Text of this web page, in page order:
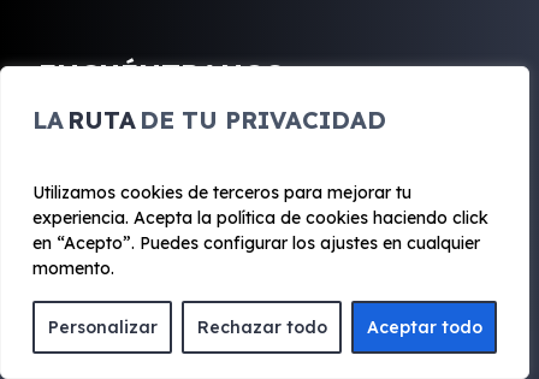
LA RUTA DE TU PRIVACIDAD
Utilizamos cookies de terceros para mejorar tu
experiencia. Acepta la política de cookies haciendo click
en “Acepto”. Puedes configurar los ajustes en cualquier
momento.
Personalizar Rechazar todo Aceptar todo
ENCUÉNTRANOS
Alcalá de Henares
Alcobendas
Fuenlabrada
Leganés
Majadahonda
Robledo de Chavela
San Sebastián de los
Reyes